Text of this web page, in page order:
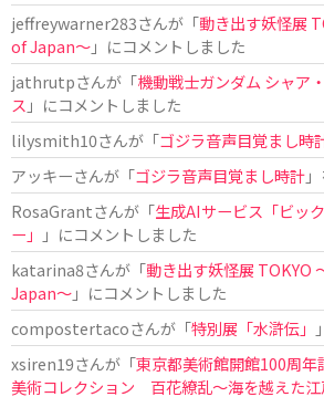
jeffreywarner283さんが「動き出す妖怪展
of Japan〜」にコメントしました
jathrutpさんが「機動戦士ガンダム シャア
ス 」にコメントしました
lilysmith10さんが「ゴジラ音声目覚まし時
アッキーさんが「ゴジラ音声目覚まし時計
RosaGrantさんが「生成AIサービス「ビッ
ー」
」にコメントしました
katarina8さんが「動き出す妖怪展
Japan〜」にコメントしました
compostertacoさんが「特別展「水滸伝」
xsiren19さんが「東京都美術館開館100周
美術コレクション 百花繚乱～海を越えた江